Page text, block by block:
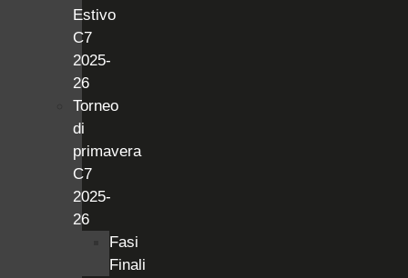
Estivo
C7
2025-
26
Torneo
di
primavera
C7
2025-
26
Fasi
Finali